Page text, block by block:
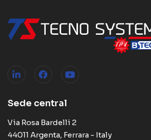
Sede central
Via Rosa Bardelli 2
44011 Argenta, Ferrara - Italy